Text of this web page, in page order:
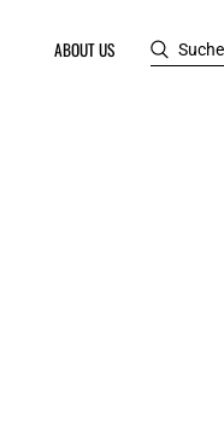
ABOUT US